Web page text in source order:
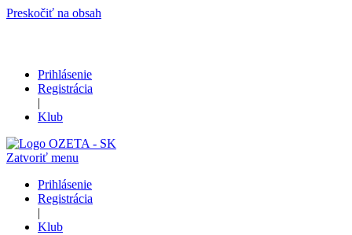
Preskočiť na obsah
Prihlásenie
Registrácia
|
Klub
Zatvoriť menu
Prihlásenie
Registrácia
|
Klub